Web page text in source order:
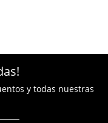
y todas nuestras